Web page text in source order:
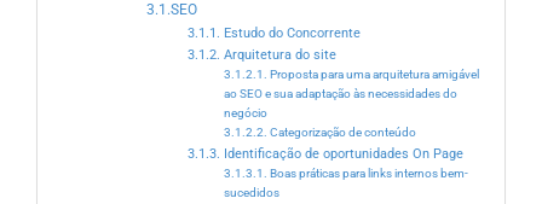
3.1.SEO
3.1.1. Estudo do Concorrente
3.1.2. Arquitetura do site
3.1.2.1. Proposta para uma arquitetura amigável
ao SEO e sua adaptação às necessidades do
negócio
3.1.2.2. Categorização de conteúdo
3.1.3. Identificação de oportunidades On Page
3.1.3.1. Boas práticas para links internos bem-
sucedidos